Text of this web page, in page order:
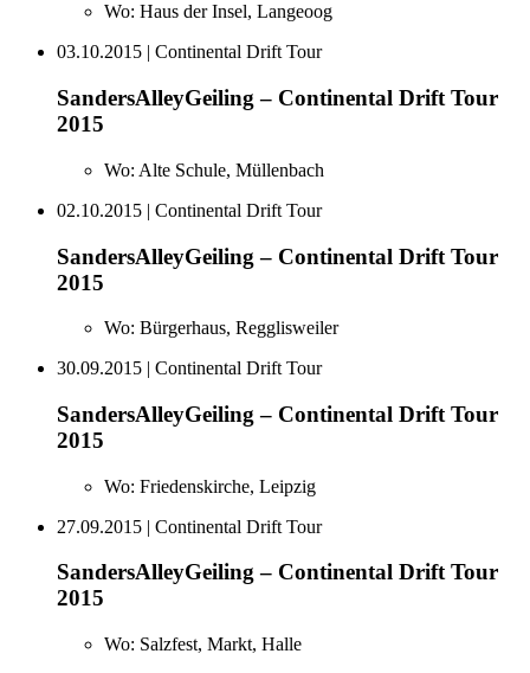
Wo: Haus der Insel, Langeoog
03.10.2015 | Continental Drift Tour
SandersAlleyGeiling – Continental Drift Tour
2015
Wo: Alte Schule, Müllenbach
02.10.2015 | Continental Drift Tour
SandersAlleyGeiling – Continental Drift Tour
2015
Wo: Bürgerhaus, Regglisweiler
30.09.2015 | Continental Drift Tour
SandersAlleyGeiling – Continental Drift Tour
2015
Wo: Friedenskirche, Leipzig
27.09.2015 | Continental Drift Tour
SandersAlleyGeiling – Continental Drift Tour
2015
Wo: Salzfest, Markt, Halle